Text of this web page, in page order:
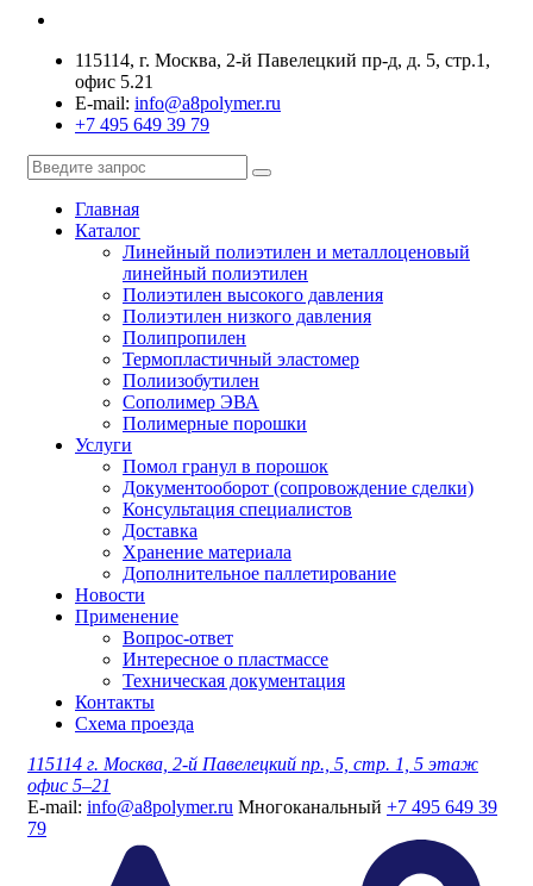
115114, г. Москва, 2-й Павелецкий пр-д, д. 5, стр.1,
офис 5.21
E-mail: info@a8polymer.ru
+7 495 649 39 79
Главная
Каталог
Линейный полиэтилен и металлоценовый
линейный полиэтилен
Полиэтилен высокого давления
Полиэтилен низкого давления
Полипропилен
Термопластичный эластомер
Полиизобутилен
Сополимер ЭВА
Полимерные порошки
Услуги
Помол гранул в порошок
Документооборот (сопровождение сделки)
Консультация специалистов
Доставка
Хранение материала
Дополнительное паллетирование
Новости
Применение
Вопрос-ответ
Интересное о пластмассе
Техническая документация
Контакты
Схема проезда
115114 г. Москва, 2-й Павелецкий пр., 5, стр. 1, 5 этаж
офис 5–21
E-mail: info@a8polymer.ru Многоканальный +7 495 649 39
79